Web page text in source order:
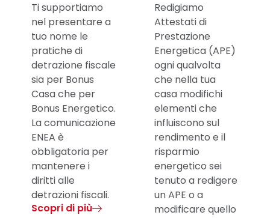
Ti supportiamo
nel presentare a
tuo nome le
pratiche di
detrazione fiscale
sia per Bonus
Casa che per
Bonus Energetico.
La comunicazione
ENEA è
obbligatoria per
mantenere i
diritti alle
detrazioni fiscali.
Scopri di più
Redigiamo
Attestati di
Prestazione
Energetica (APE)
ogni qualvolta
che nella tua
casa modifichi
elementi che
influiscono sul
rendimento e il
risparmio
energetico sei
tenuto a redigere
un APE o a
modificare quello